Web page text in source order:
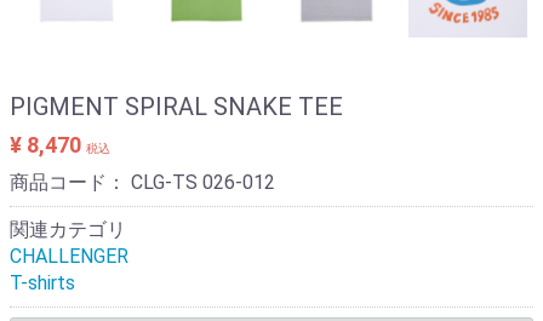
PIGMENT SPIRAL SNAKE TEE
¥ 8,470 税込
商品コード： CLG-TS 026-012
関連カテゴリ
CHALLENGER
T-shirts